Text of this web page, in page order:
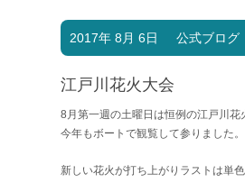
2017年 8月 6日 公式ブログ
江戸川花火大会
8月第一週の土曜日は恒例の江戸川花
今年もボートで観覧して参りました。
新しい花火が打ち上がりラストは単色